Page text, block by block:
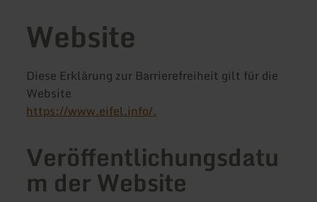
Website
Diese Erklärung zur Barrierefreiheit gilt für die
Website
https://www.eifel.info/.
Veröffentlichungsdatu
m der Website